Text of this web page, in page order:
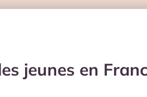
jeunes en